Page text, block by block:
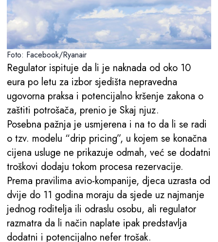
Foto: Facebook/Ryanair
Regulator ispituje da li je naknada od oko 10
eura po letu za izbor sjedišta nepravedna
ugovorna praksa i potencijalno kršenje zakona o
zaštiti potrošača, prenio je Skaj njuz.
Posebna pažnja je usmjerena i na to da li se radi
o tzv. modelu “drip pricing”, u kojem se konačna
cijena usluge ne prikazuje odmah, već se dodatni
troškovi dodaju tokom procesa rezervacije.
Prema pravilima avio-kompanije, djeca uzrasta od
dvije do 11 godina moraju da sjede uz najmanje
jednog roditelja ili odraslu osobu, ali regulator
razmatra da li način naplate ipak predstavlja
dodatni i potencijalno nefer trošak.